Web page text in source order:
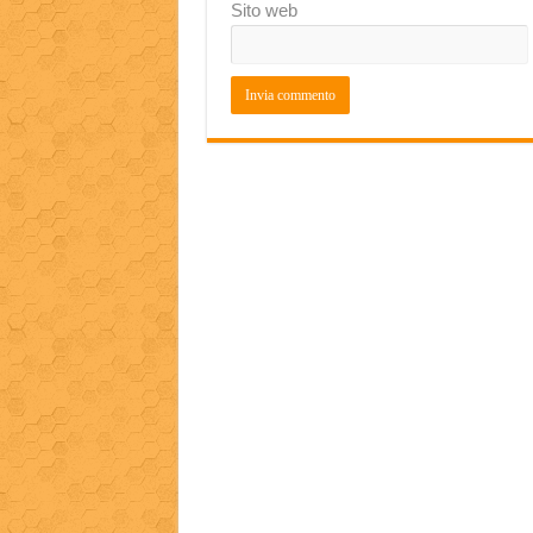
Sito web